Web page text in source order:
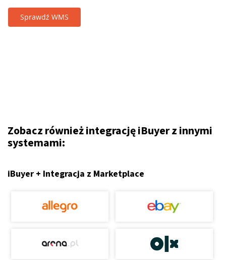
Sprawdź WMS
Zobacz również integrację iBuyer z innymi
systemami:
iBuyer + Integracja z Marketplace